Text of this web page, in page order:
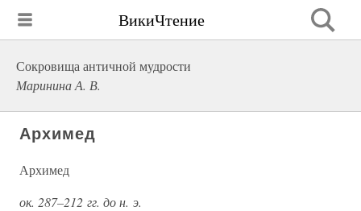
ВикиЧтение
Сокровища античной мудрости
Маринина А. В.
Архимед
Архимед
ок. 287–212 гг. до н. э.